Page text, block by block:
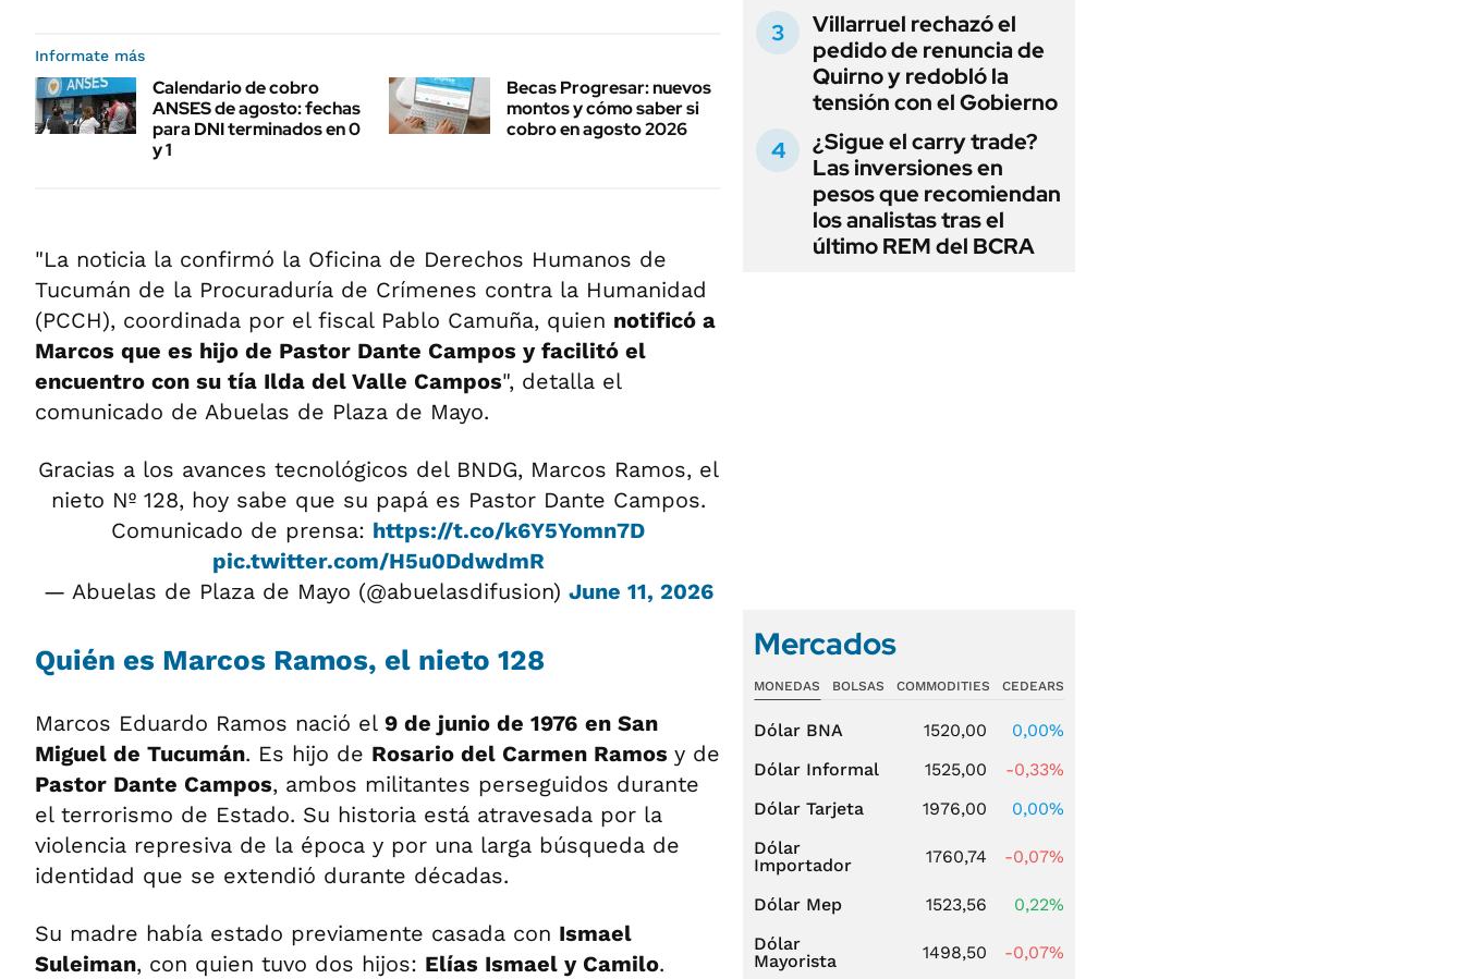
Informate más
Calendario de cobro
ANSES de agosto: fechas
para DNI terminados en 0
y 1
Becas Progresar: nuevos
montos y cómo saber si
cobro en agosto 2026
"La noticia la confirmó la Oficina de Derechos Humanos de
Tucumán de la Procuraduría de Crímenes contra la Humanidad
(PCCH), coordinada por el fiscal Pablo Camuña, quien notificó a
Marcos que es hijo de Pastor Dante Campos y facilitó el
encuentro con su tía Ilda del Valle Campos", detalla el
comunicado de Abuelas de Plaza de Mayo.
Gracias a los avances tecnológicos del BNDG, Marcos Ramos, el
nieto Nº 128, hoy sabe que su papá es Pastor Dante Campos.
Comunicado de prensa: https://t.co/k6Y5Yomn7D
pic.twitter.com/H5u0DdwdmR
— Abuelas de Plaza de Mayo (@abuelasdifusion) June 11, 2026
Quién es Marcos Ramos, el nieto 128
Marcos Eduardo Ramos nació el 9 de junio de 1976 en San
Miguel de Tucumán. Es hijo de Rosario del Carmen Ramos y de
Pastor Dante Campos, ambos militantes perseguidos durante
el terrorismo de Estado. Su historia está atravesada por la
violencia represiva de la época y por una larga búsqueda de
identidad que se extendió durante décadas.
Su madre había estado previamente casada con Ismael
Suleiman, con quien tuvo dos hijos: Elías Ismael y Camilo.
Villarruel rechazó el
pedido de renuncia de
Quirno y redobló la
tensión con el Gobierno
¿Sigue el carry trade?
Las inversiones en
pesos que recomiendan
los analistas tras el
último REM del BCRA
Mercados
MONEDAS BOLSAS COMMODITIES CEDEARS
Dólar BNA 1520,00
0,00%
Dólar Informal
1525,00
-0,33%
Dólar Tarjeta
1976,00
0,00%
Dólar
Importador
1760,74 -0,07%
Dólar Mep 1523,56
0,22%
Dólar
Mayorista
1498,50 -0,07%